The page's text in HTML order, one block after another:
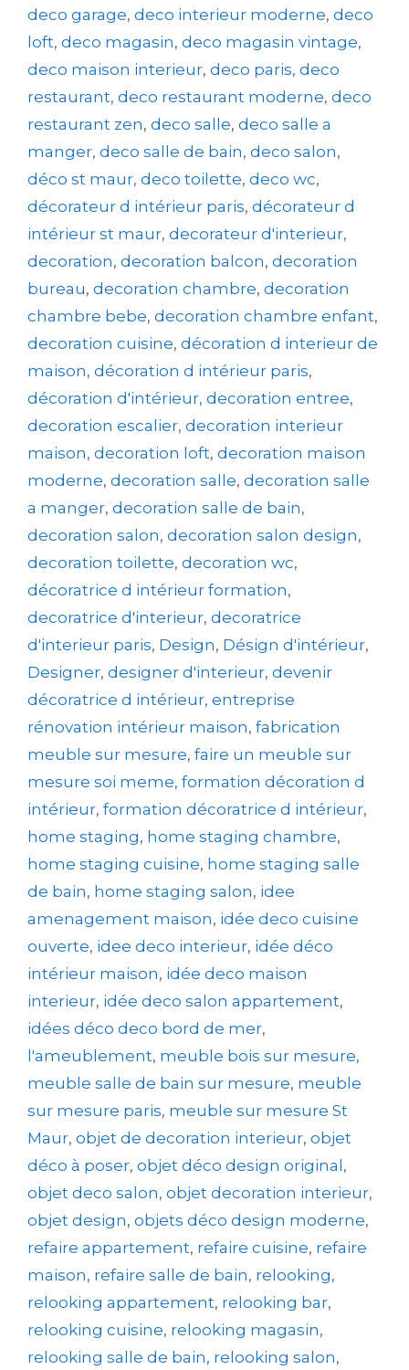
deco garage, deco interieur moderne, deco
loft, deco magasin, deco magasin vintage,
deco maison interieur, deco paris, deco
restaurant, deco restaurant moderne, deco
restaurant zen, deco salle, deco salle a
manger, deco salle de bain, deco salon,
déco st maur, deco toilette, deco wc,
décorateur d intérieur paris, décorateur d
intérieur st maur, decorateur d'interieur,
decoration, decoration balcon, decoration
bureau, decoration chambre, decoration
chambre bebe, decoration chambre enfant,
decoration cuisine, décoration d interieur de
maison, décoration d intérieur paris,
décoration d'intérieur, decoration entree,
decoration escalier, decoration interieur
maison, decoration loft, decoration maison
moderne, decoration salle, decoration salle
a manger, decoration salle de bain,
decoration salon, decoration salon design,
decoration toilette, decoration wc,
décoratrice d intérieur formation,
decoratrice d'interieur, decoratrice
d'interieur paris, Design, Désign d'intérieur,
Designer, designer d'interieur, devenir
décoratrice d intérieur, entreprise
rénovation intérieur maison, fabrication
meuble sur mesure, faire un meuble sur
mesure soi meme, formation décoration d
intérieur, formation décoratrice d intérieur,
home staging, home staging chambre,
home staging cuisine, home staging salle
de bain, home staging salon, idee
amenagement maison, idée deco cuisine
ouverte, idee deco interieur, idée déco
intérieur maison, idée deco maison
interieur, idée deco salon appartement,
idées déco deco bord de mer,
l'ameublement, meuble bois sur mesure,
meuble salle de bain sur mesure, meuble
sur mesure paris, meuble sur mesure St
Maur, objet de decoration interieur, objet
déco à poser, objet déco design original,
objet deco salon, objet decoration interieur,
objet design, objets déco design moderne,
refaire appartement, refaire cuisine, refaire
maison, refaire salle de bain, relooking,
relooking appartement, relooking bar,
relooking cuisine, relooking magasin,
relooking salle de bain, relooking salon,